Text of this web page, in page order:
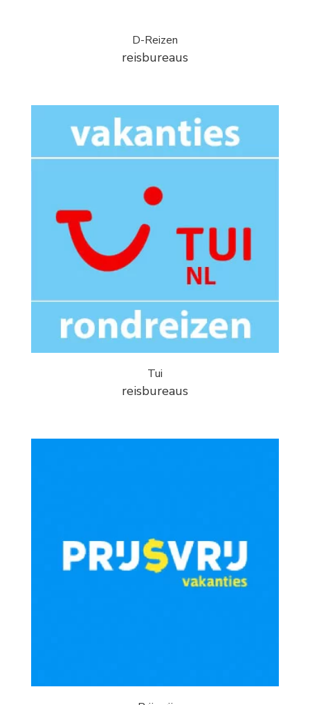
D-Reizen
reisbureaus
Tui
reisbureaus